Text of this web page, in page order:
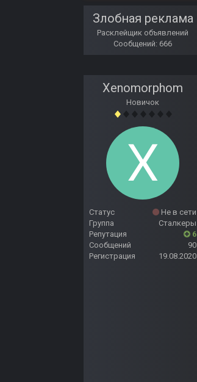
Злобная реклама
Расклейщик объявлений
Сообщений: 666
Xenomorphom
Новичок
Статус
Не в сети
Группа
Сталкеры
Репутация
6
Сообщений
90
Регистрация
19.08.2020